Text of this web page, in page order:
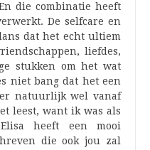
die combinatie heeft
De selfcare en
dat het echt ultiem
liefdes,
stukken om het wat
niet bang dat het een
natuurlijk wel vanaf
leest, want ik was als
heeft een mooi
die ook jou zal